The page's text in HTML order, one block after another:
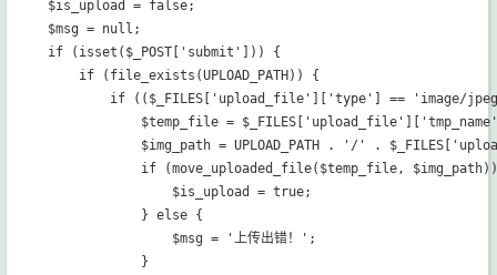
$is_upload = false;
$msg = null;
if (isset($_POST['submit'])) {
    if (file_exists(UPLOAD_PATH)) {
if (($_FILES['upload_file']['type'] == 'image/
$temp_file =
$img_path = UPLOAD_PATH . '/' .
if (move_uploaded_file($temp_file,
                $is_upload = true;
            } else {
                $msg = '上传出错！';
            }